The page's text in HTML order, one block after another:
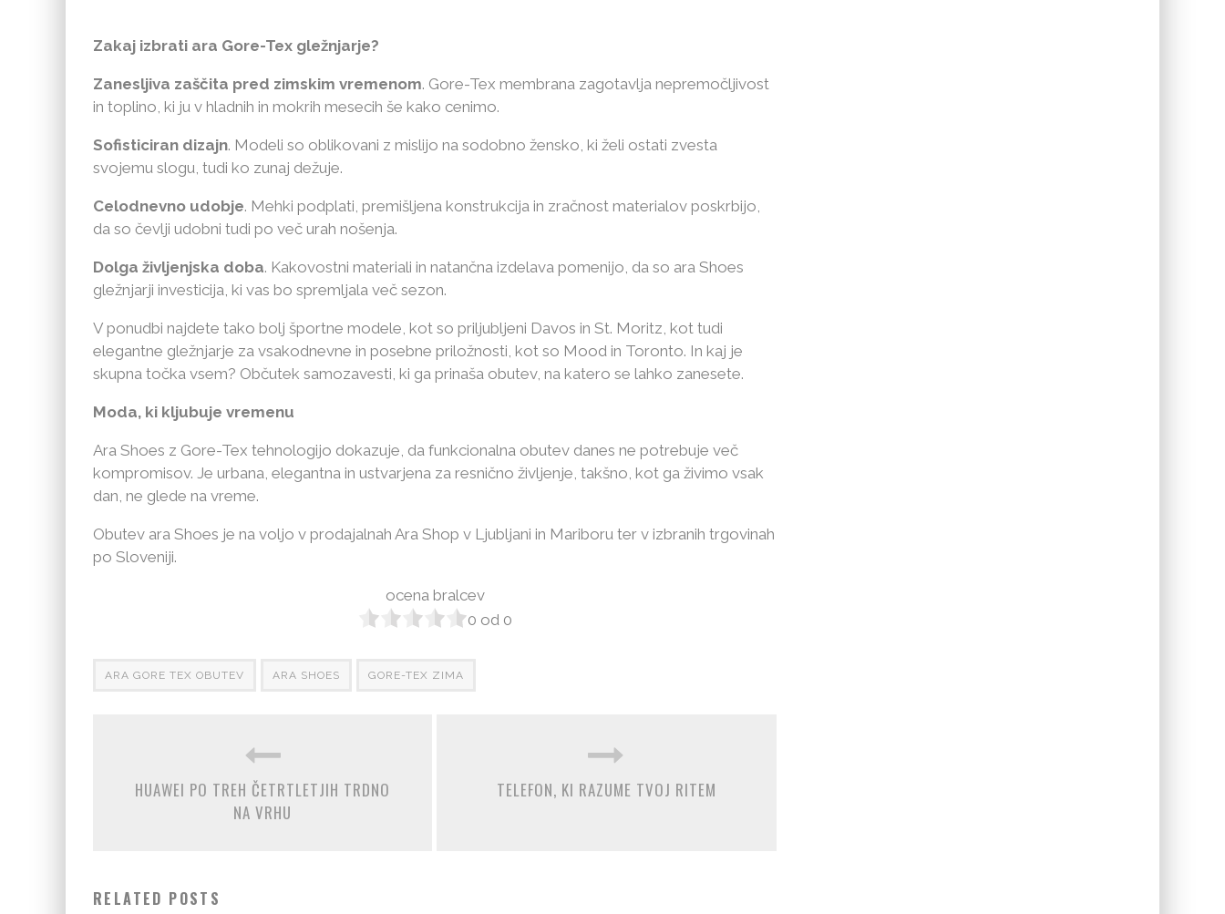
Zakaj izbrati ara Gore-Tex gležnjarje?
Zanesljiva zaščita pred zimskim vremenom. Gore-Tex membrana zagotavlja nepremočljivost
in toplino, ki ju v hladnih in mokrih mesecih še kako cenimo.
Sofisticiran dizajn. Modeli so oblikovani z mislijo na sodobno žensko, ki želi ostati zvesta
svojemu slogu, tudi ko zunaj dežuje.
Celodnevno udobje. Mehki podplati, premišljena konstrukcija in zračnost materialov poskrbijo,
da so čevlji udobni tudi po več urah nošenja.
Dolga življenjska doba. Kakovostni materiali in natančna izdelava pomenijo, da so ara Shoes
gležnjarji investicija, ki vas bo spremljala več sezon.
V ponudbi najdete tako bolj športne modele, kot so priljubljeni Davos in St. Moritz, kot tudi
elegantne gležnjarje za vsakodnevne in posebne priložnosti, kot so Mood in Toronto. In kaj je
skupna točka vsem? Občutek samozavesti, ki ga prinaša obutev, na katero se lahko zanesete.
Moda, ki kljubuje vremenu
Ara Shoes z Gore-Tex tehnologijo dokazuje, da funkcionalna obutev danes ne potrebuje več
kompromisov. Je urbana, elegantna in ustvarjena za resnično življenje, takšno, kot ga živimo vsak
dan, ne glede na vreme.
Obutev ara Shoes je na voljo v prodajalnah Ara Shop v Ljubljani in Mariboru ter v izbranih trgovinah
po Sloveniji.
ocena bralcev
0 od 0
ARA GORE TEX OBUTEV ARA SHOES GORE-TEX ZIMA
HUAWEI PO TREH ČETRTLETJIH TRDNO
NA VRHU
TELEFON, KI RAZUME TVOJ RITEM
RELATED POSTS